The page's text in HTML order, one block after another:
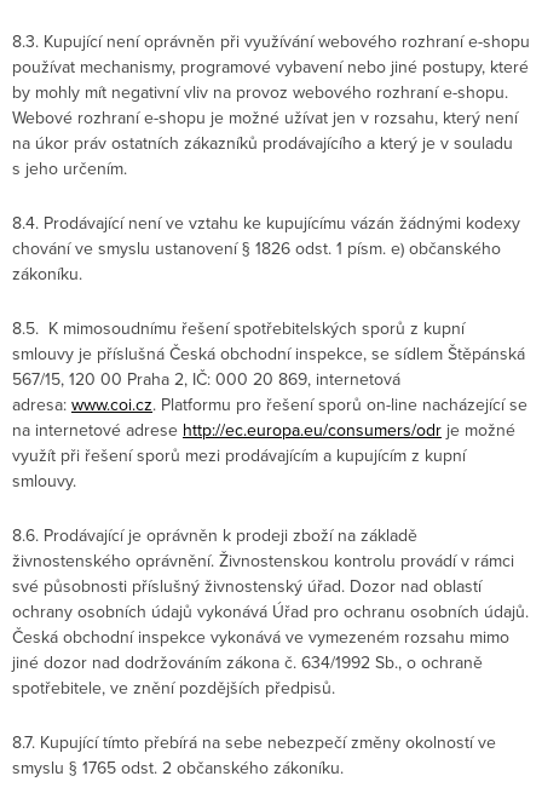
8.3. Kupující není oprávněn při využívání webového rozhraní e-shopu
používat mechanismy, programové vybavení nebo jiné postupy, které
by mohly mít negativní vliv na provoz webového rozhraní e-shopu.
Webové rozhraní e-shopu je možné užívat jen v rozsahu, který není
na úkor práv ostatních zákazníků prodávajícího a který je v souladu
s jeho určením.
8.4. Prodávající není ve vztahu ke kupujícímu vázán žádnými kodexy
chování ve smyslu ustanovení § 1826 odst. 1 písm. e) občanského
zákoníku.
8.5. K mimosoudnímu řešení spotřebitelských sporů z kupní
smlouvy je příslušná Česká obchodní inspekce, se sídlem Štěpánská
567/15, 120 00 Praha 2, IČ: 000 20 869, internetová
adresa: www.coi.cz. Platformu pro řešení sporů on-line nacházející se
na internetové adrese http://ec.europa.eu/consumers/odr je možné
využít při řešení sporů mezi prodávajícím a kupujícím z kupní
smlouvy.
8.6. Prodávající je oprávněn k prodeji zboží na základě
živnostenského oprávnění. Živnostenskou kontrolu provádí v rámci
své působnosti příslušný živnostenský úřad. Dozor nad oblastí
ochrany osobních údajů vykonává Úřad pro ochranu osobních údajů.
Česká obchodní inspekce vykonává ve vymezeném rozsahu mimo
jiné dozor nad dodržováním zákona č. 634/1992 Sb., o ochraně
spotřebitele, ve znění pozdějších předpisů.
8.7. Kupující tímto přebírá na sebe nebezpečí změny okolností ve
smyslu § 1765 odst. 2 občanského zákoníku.